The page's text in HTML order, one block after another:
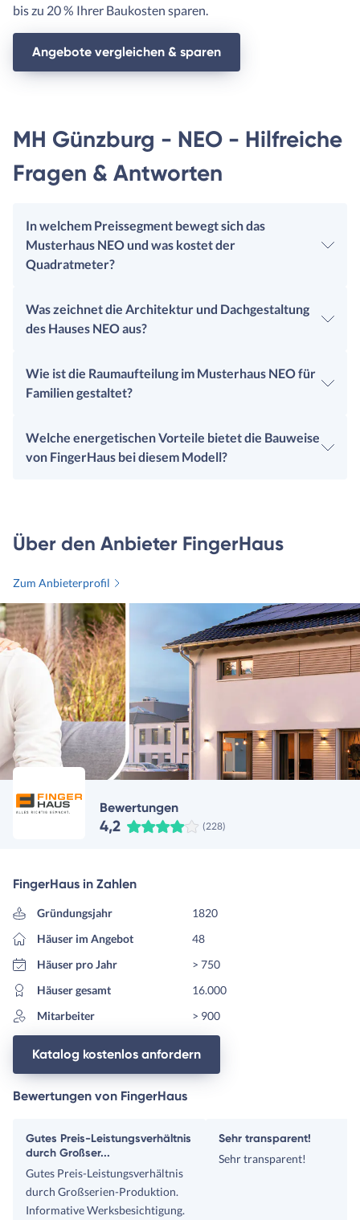
bis zu 20 % Ihrer Baukosten sparen.
Angebote vergleichen & sparen
MH Günzburg - NEO - Hilfreiche
Fragen & Antworten
In welchem Preissegment bewegt sich das
Musterhaus NEO und was kostet der
Quadratmeter?
Was zeichnet die Architektur und Dachgestaltung
des Hauses NEO aus?
Wie ist die Raumaufteilung im Musterhaus NEO für
Familien gestaltet?
Welche energetischen Vorteile bietet die Bauweise
von FingerHaus bei diesem Modell?
Über den Anbieter FingerHaus
Zum Anbieterprofil
Bewertungen
4,2 (228)
FingerHaus in Zahlen
Gründungsjahr
1820
Häuser im Angebot
48
Häuser pro Jahr
> 750
Häuser gesamt
16.000
Mitarbeiter
> 900
Katalog kostenlos anfordern
Bewertungen von FingerHaus
Gutes Preis-Leistungsverhältnis
durch Großser...
Gutes Preis-Leistungsverhältnis
durch Großserien-Produktion.
Informative Werksbesichtigung.
Sehr transparent!
Sehr transparent!